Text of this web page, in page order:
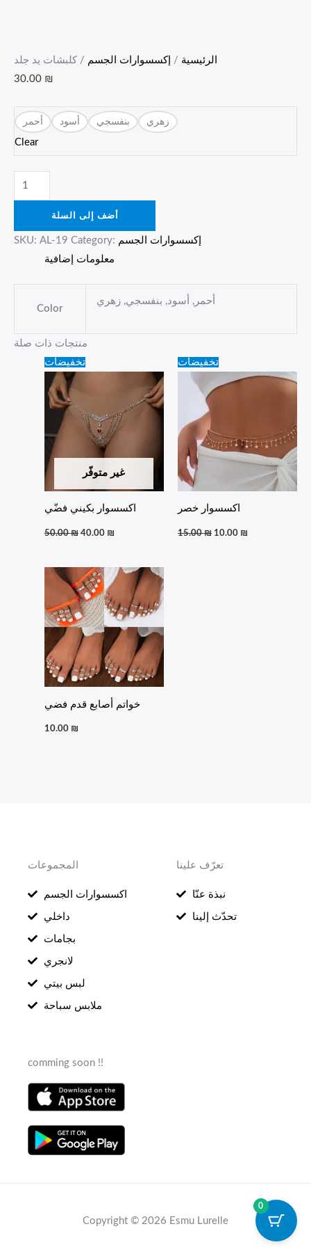
الرئيسية / إكسسوارات الجسم / كلبشات يد جلد
30.00 ₪
أحمر أسود بنفسجي زهري
Clear
أضف إلى السلة
SKU: AL-19 Category: إكسسوارات الجسم
معلومات إضافية
Color
أحمر, أسود, بنفسجي, زهري
منتجات ذات صلة
تخفيضات
غير متوفّر
اكسسوار بكيني فضّي
50.00₪
Original
price
40.00 ₪
40.00 ₪.
تخفيضات
اكسسوار خصر
15.00₪
Original
price
was:
15.00 ₪.
10.00 ₪
is:
خواتم أصابع قدم فضي
10.00 ₪
المجموعات
اكسسوارات الجسم
داخلي
بجامات
لانجري
لبس بيتي
ملابس سباحة
تعرّف علينا
نبذة عنّا
تحدّث إلينا
comming soon !!
Copyright © 2026 Esmu Lurelle
0